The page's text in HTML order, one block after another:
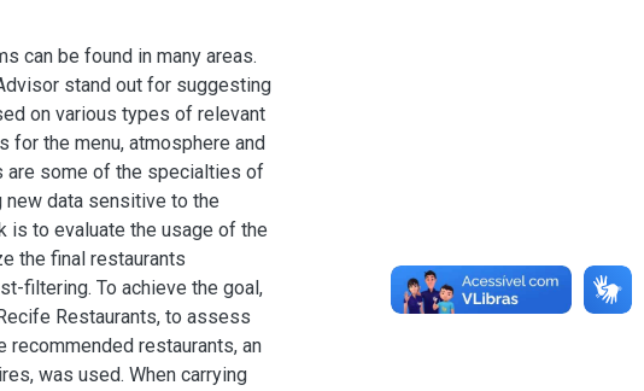
can be found in many areas.
stand out for suggesting
on various types of relevant
for the menu, atmosphere and
are some of the specialties of
data sensitive to the
is to evaluate the usage of the
the final restaurants
filtering. To achieve the goal,
Restaurants, to assess
restaurants, an
was used. When carrying